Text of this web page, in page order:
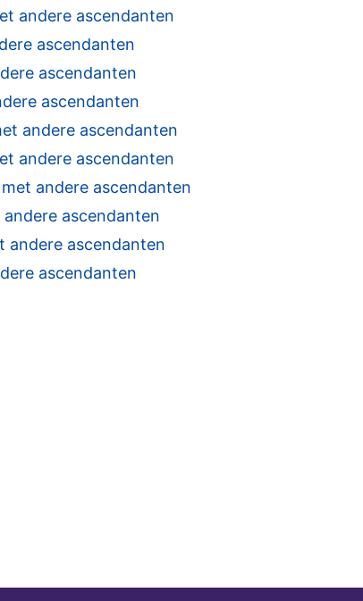
andere ascendanten
ascendanten
ascendanten
ascendanten
andere ascendanten
andere ascendanten
andere ascendanten
ascendanten
andere ascendanten
ascendanten